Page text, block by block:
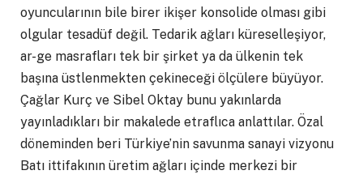
oyuncularının bile birer ikişer konsolide olması gibi
olgular tesadüf değil. Tedarik ağları küreselleşiyor,
ar-ge masrafları tek bir şirket ya da ülkenin tek
başına üstlenmekten çekineceği ölçülere büyüyor.
Çağlar Kurç ve Sibel Oktay bunu yakınlarda
yayınladıkları bir makalede etraflıca anlattılar. Özal
döneminden beri Türkiye’nin savunma sanayi vizyonu
Batı ittifakının üretim ağları içinde merkezi bir